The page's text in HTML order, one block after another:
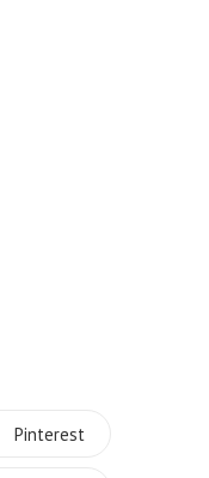
Pinterest